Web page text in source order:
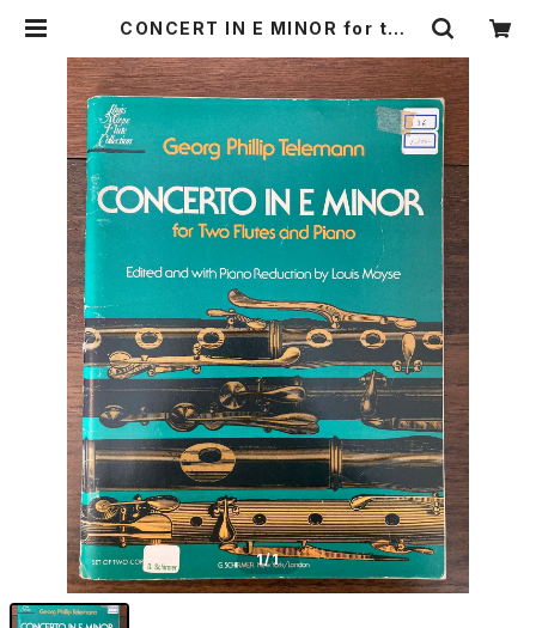
CONCERT IN E MINOR for two
Phollip Telemann】出版社：G.SC
HIRMER 1978年 | Birds' Tale
Collective
1/1